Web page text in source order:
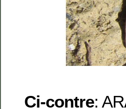
Ci-contre: